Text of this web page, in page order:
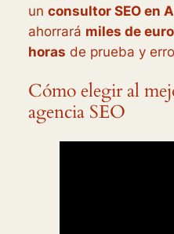
un consultor SEO en
ahorrará miles de
horas de prueba y
Cómo elegir al
agencia SEO